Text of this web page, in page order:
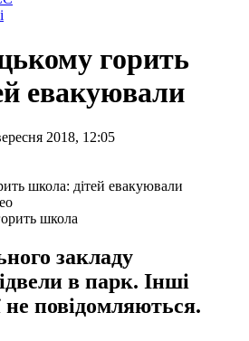
горить
евакуювали
2018, 12:05
школа
закладу
в парк. Інші
не повідомляються.